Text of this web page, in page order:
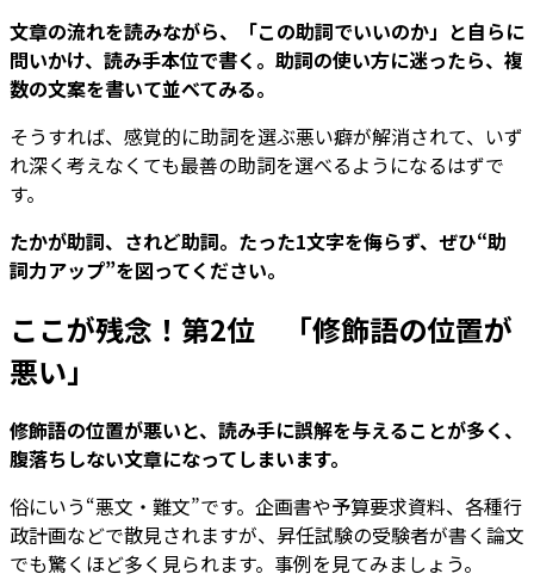
文章の流れを読みながら、「この助詞でいいのか」と自らに
問いかけ、読み手本位で書く。助詞の使い方に迷ったら、複
数の文案を書いて並べてみる。
そうすれば、感覚的に助詞を選ぶ悪い癖が解消されて、いず
れ深く考えなくても最善の助詞を選べるようになるはずで
す。
たかが助詞、されど助詞。たった1文字を侮らず、ぜひ“助
詞力アップ”を図ってください。
ここが残念！第2位 「修飾語の位置が
悪い」
修飾語の位置が悪いと、読み手に誤解を与えることが多く、
腹落ちしない文章になってしまいます。
俗にいう“悪文・難文”です。企画書や予算要求資料、各種行
政計画などで散見されますが、昇任試験の受験者が書く論文
でも驚くほど多く見られます。事例を見てみましょう。